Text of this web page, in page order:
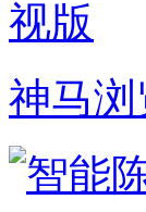
神马浏